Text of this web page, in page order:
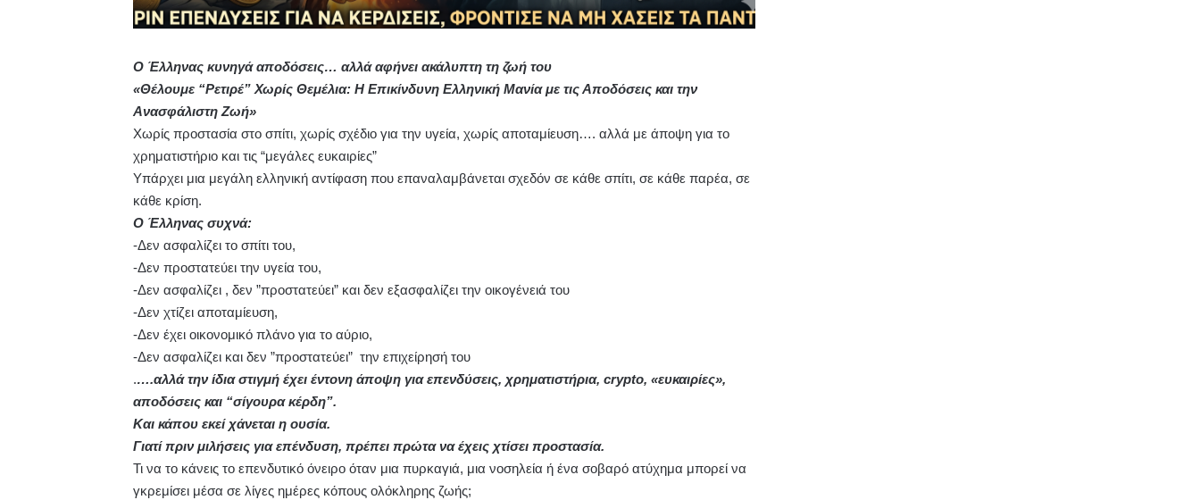
Ο Έλληνας κυνηγά αποδόσεις… αλλά αφήνει ακάλυπτη τη ζωή του
«Θέλουμε “Ρετιρέ” Χωρίς Θεμέλια: Η Επικίνδυνη Ελληνική Μανία με τις Αποδόσεις και την
Ανασφάλιστη Ζωή»
Χωρίς προστασία στο σπίτι, χωρίς σχέδιο για την υγεία, χωρίς αποταμίευση…. αλλά με άποψη για το
χρηματιστήριο και τις “μεγάλες ευκαιρίες”
Υπάρχει μια μεγάλη ελληνική αντίφαση που επαναλαμβάνεται σχεδόν σε κάθε σπίτι, σε κάθε παρέα, σε
κάθε κρίση.
Ο Έλληνας συχνά:
-Δεν ασφαλίζει το σπίτι του,
-Δεν προστατεύει την υγεία του,
-Δεν ασφαλίζει , δεν ”προστατεύει” και δεν εξασφαλίζει την οικογένειά του
-Δεν χτίζει αποταμίευση,
-Δεν έχει οικονομικό πλάνο για το αύριο,
-Δεν ασφαλίζει και δεν ”προστατεύει” την επιχείρησή του
.….αλλά την ίδια στιγμή έχει έντονη άποψη για επενδύσεις, χρηματιστήρια, crypto, «ευκαιρίες»,
αποδόσεις και “σίγουρα κέρδη”.
Και κάπου εκεί χάνεται η ουσία.
Γιατί πριν μιλήσεις για επένδυση, πρέπει πρώτα να έχεις χτίσει προστασία.
Τι να το κάνεις το επενδυτικό όνειρο όταν μια πυρκαγιά, μια νοσηλεία ή ένα σοβαρό ατύχημα μπορεί να
γκρεμίσει μέσα σε λίγες ημέρες κόπους ολόκληρης ζωής;